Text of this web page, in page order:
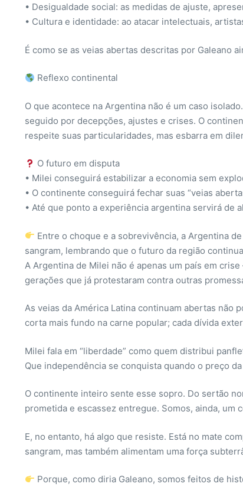
• Desigualdade social: as medidas de ajuste,
• Cultura e identidade: ao atacar intelectuais,
É como se as veias abertas descritas por Galeano
Reflexo continental
O que acontece na Argentina não é um caso
seguido por decepções, ajustes e crises. O
respeite suas particularidades, mas esbarra em
O futuro em disputa
• Milei conseguirá estabilizar a economia sem
• O continente conseguirá fechar suas “veias
• Até que ponto a experiência argentina servirá
Entre o choque e a sobrevivência, a Argentina
sangram, lembrando que o futuro da região
A Argentina de Milei não é apenas um país em
gerações que já protestaram contra outras
As veias da América Latina continuam abertas não
corta mais fundo na carne popular; cada dívida
Milei fala em “liberdade” como quem distribui
Que independência se conquista quando o preço
O continente inteiro sente esse sopro. Do sertão
prometida e escassez entregue. Somos, ainda,
E, no entanto, há algo que resiste. Está no mate
sangram, mas também alimentam uma força
Porque, como diria Galeano, somos feitos de